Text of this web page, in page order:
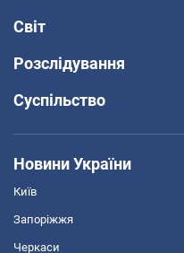
Світ
Розслідування
Суспільство
Новини України
Київ
Запоріжжя
Черкаси